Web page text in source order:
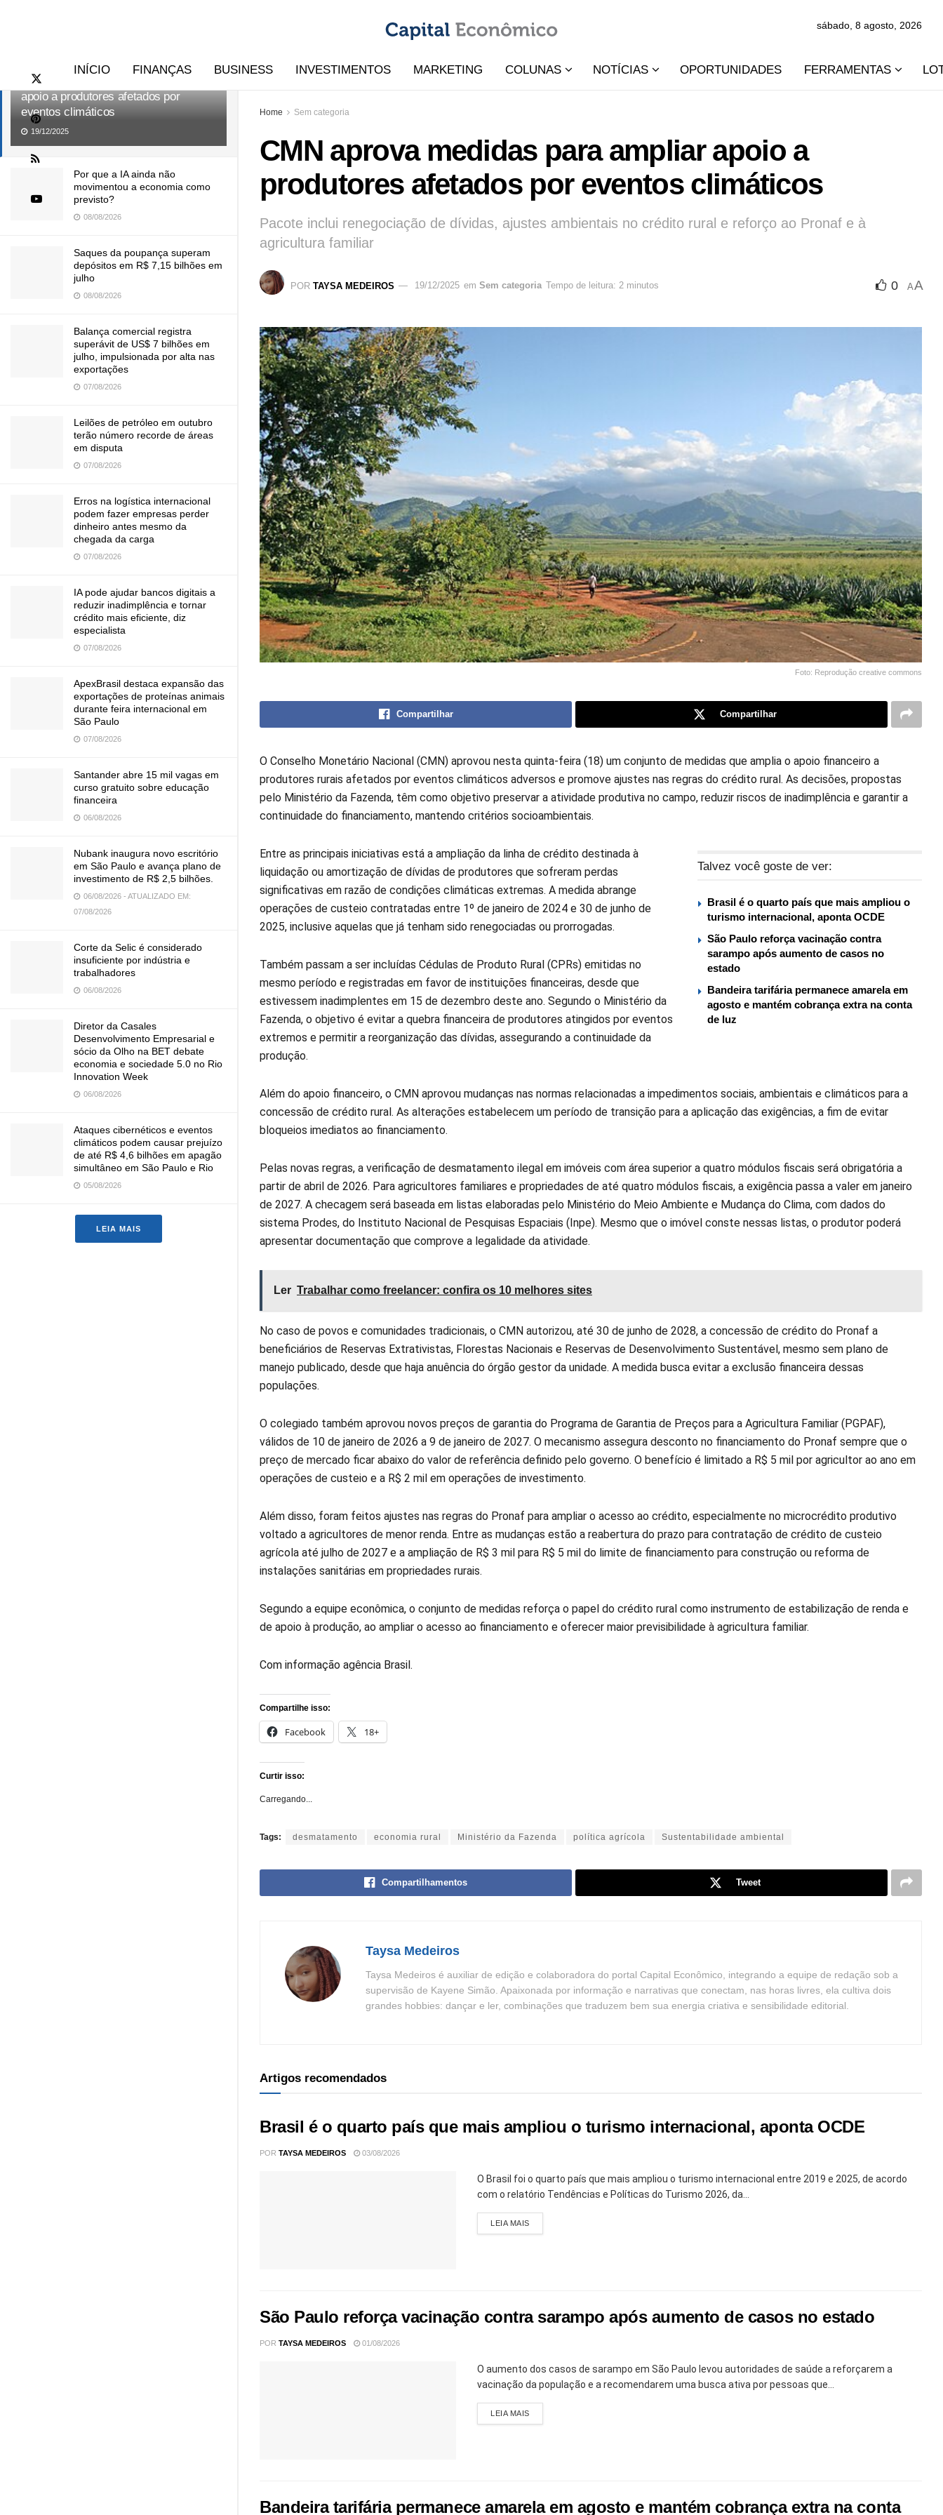
CMN aprova medidas para ampliar
apoio a produtores afetados por
eventos climáticos
19/12/2025
Por que a IA ainda não
movimentou a economia como
previsto?
08/08/2026
Saques da poupança superam
depósitos em R$ 7,15 bilhões em
julho
08/08/2026
Balança comercial registra
superávit de US$ 7 bilhões em
julho, impulsionada por alta nas
exportações
07/08/2026
Leilões de petróleo em outubro
terão número recorde de áreas
em disputa
07/08/2026
Erros na logística internacional
podem fazer empresas perder
dinheiro antes mesmo da
chegada da carga
07/08/2026
IA pode ajudar bancos digitais a
reduzir inadimplência e tornar
crédito mais eficiente, diz
especialista
07/08/2026
ApexBrasil destaca expansão das
exportações de proteínas animais
durante feira internacional em
São Paulo
07/08/2026
Santander abre 15 mil vagas em
curso gratuito sobre educação
financeira
06/08/2026
Nubank inaugura novo escritório
em São Paulo e avança plano de
investimento de R$ 2,5 bilhões.
06/08/2026 - ATUALIZADO EM:
07/08/2026
Corte da Selic é considerado
insuficiente por indústria e
trabalhadores
06/08/2026
Diretor da Casales
Desenvolvimento Empresarial e
sócio da Olho na BET debate
economia e sociedade 5.0 no Rio
Innovation Week
06/08/2026
Ataques cibernéticos e eventos
climáticos podem causar prejuízo
de até R$ 4,6 bilhões em apagão
simultâneo em São Paulo e Rio
05/08/2026
LEIA MAIS
sábado, 8 agosto, 2026
INÍCIO FINANÇAS BUSINESS INVESTIMENTOS MARKETING COLUNAS NOTÍCIAS OPORTUNIDADES FERRAMENTAS
Home Sem categoria
CMN aprova medidas para ampliar apoio a
produtores afetados por eventos climáticos
Pacote inclui renegociação de dívidas, ajustes ambientais no crédito rural e reforço ao Pronaf e à
agricultura familiar
POR TAYSA MEDEIROS 19/12/2025 em Sem categoria Tempo de leitura: 2 minutos 0 AA
Foto: Reprodução creative commons
Compartilhar Compartilhar
O Conselho Monetário Nacional (CMN) aprovou nesta quinta-feira (18) um conjunto de medidas que amplia o apoio financeiro a
produtores rurais afetados por eventos climáticos adversos e promove ajustes nas regras do crédito rural. As decisões, propostas
pelo Ministério da Fazenda, têm como objetivo preservar a atividade produtiva no campo, reduzir riscos de inadimplência e garantir a
continuidade do financiamento, mantendo critérios socioambientais.
Talvez você goste de ver:
Brasil é o quarto país que mais ampliou o
turismo internacional, aponta OCDE
São Paulo reforça vacinação contra
sarampo após aumento de casos no
estado
Bandeira tarifária permanece amarela em
agosto e mantém cobrança extra na conta
de luz
Entre as principais iniciativas está a ampliação da linha de crédito destinada à
liquidação ou amortização de dívidas de produtores que sofreram perdas
significativas em razão de condições climáticas extremas. A medida abrange
operações de custeio contratadas entre 1º de janeiro de 2024 e 30 de junho de
2025, inclusive aquelas que já tenham sido renegociadas ou prorrogadas.
Também passam a ser incluídas Cédulas de Produto Rural (CPRs) emitidas no
mesmo período e registradas em favor de instituições financeiras, desde que
estivessem inadimplentes em 15 de dezembro deste ano. Segundo o Ministério da
Fazenda, o objetivo é evitar a quebra financeira de produtores atingidos por eventos
extremos e permitir a reorganização das dívidas, assegurando a continuidade da
produção.
Além do apoio financeiro, o CMN aprovou mudanças nas normas relacionadas a impedimentos sociais, ambientais e climáticos para a
concessão de crédito rural. As alterações estabelecem um período de transição para a aplicação das exigências, a fim de evitar
bloqueios imediatos ao financiamento.
Pelas novas regras, a verificação de desmatamento ilegal em imóveis com área superior a quatro módulos fiscais será obrigatória a
partir de abril de 2026. Para agricultores familiares e propriedades de até quatro módulos fiscais, a exigência passa a valer em janeiro
de 2027. A checagem será baseada em listas elaboradas pelo Ministério do Meio Ambiente e Mudança do Clima, com dados do
sistema Prodes, do Instituto Nacional de Pesquisas Espaciais (Inpe). Mesmo que o imóvel conste nessas listas, o produtor poderá
apresentar documentação que comprove a legalidade da atividade.
Ler Trabalhar como freelancer: confira os 10 melhores sites
No caso de povos e comunidades tradicionais, o CMN autorizou, até 30 de junho de 2028, a concessão de crédito do Pronaf a
beneficiários de Reservas Extrativistas, Florestas Nacionais e Reservas de Desenvolvimento Sustentável, mesmo sem plano de
manejo publicado, desde que haja anuência do órgão gestor da unidade. A medida busca evitar a exclusão financeira dessas
populações.
O colegiado também aprovou novos preços de garantia do Programa de Garantia de Preços para a Agricultura Familiar (PGPAF),
válidos de 10 de janeiro de 2026 a 9 de janeiro de 2027. O mecanismo assegura desconto no financiamento do Pronaf sempre que o
preço de mercado ficar abaixo do valor de referência definido pelo governo. O benefício é limitado a R$ 5 mil por agricultor ao ano em
operações de custeio e a R$ 2 mil em operações de investimento.
Além disso, foram feitos ajustes nas regras do Pronaf para ampliar o acesso ao crédito, especialmente no microcrédito produtivo
voltado a agricultores de menor renda. Entre as mudanças estão a reabertura do prazo para contratação de crédito de custeio
agrícola até julho de 2027 e a ampliação de R$ 3 mil para R$ 5 mil do limite de financiamento para construção ou reforma de
instalações sanitárias em propriedades rurais.
Segundo a equipe econômica, o conjunto de medidas reforça o papel do crédito rural como instrumento de estabilização de renda e
de apoio à produção, ao ampliar o acesso ao financiamento e oferecer maior previsibilidade à agricultura familiar.
Com informação agência Brasil.
Compartilhe isso:
Facebook 18+
Curtir isso:
Carregando...
Tags: desmatamento economia rural Ministério da Fazenda política agrícola Sustentabilidade ambiental
Compartilhamentos Tweet
Taysa Medeiros
Taysa Medeiros é auxiliar de edição e colaboradora do portal Capital Econômico, integrando a equipe de redação sob a
supervisão de Kayene Simão. Apaixonada por informação e narrativas que conectam, nas horas livres, ela cultiva dois
grandes hobbies: dançar e ler, combinações que traduzem bem sua energia criativa e sensibilidade editorial.
Artigos recomendados
Brasil é o quarto país que mais ampliou o turismo internacional, aponta OCDE
POR TAYSA MEDEIROS 03/08/2026
O Brasil foi o quarto país que mais ampliou o turismo internacional entre 2019 e 2025, de acordo
com o relatório Tendências e Políticas do Turismo 2026, da...
LEIA MAIS
São Paulo reforça vacinação contra sarampo após aumento de casos no estado
POR TAYSA MEDEIROS 01/08/2026
O aumento dos casos de sarampo em São Paulo levou autoridades de saúde a reforçarem a
vacinação da população e a recomendarem uma busca ativa por pessoas que...
LEIA MAIS
Bandeira tarifária permanece amarela em agosto e mantém cobrança extra na conta